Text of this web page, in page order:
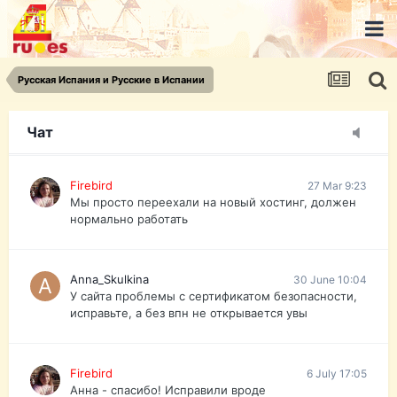
Русская Испания и Русские в Испании
Чат
urist.dokument@gmail.com
https://pasport-ua.com/
Телеграмм @uristpassua
Firebird
Друзья - из России без VPN сайт и форум
Firebird 27 Mar 9:23
Мы просто переехали на новый хостинг, должен
нормально работать
Anna_Skulkina 30 June 10:04
У сайта проблемы с сертификатом безопасности,
исправьте, а без впн не открывается увы
Firebird 6 July 17:05
Анна - спасибо! Исправили вроде